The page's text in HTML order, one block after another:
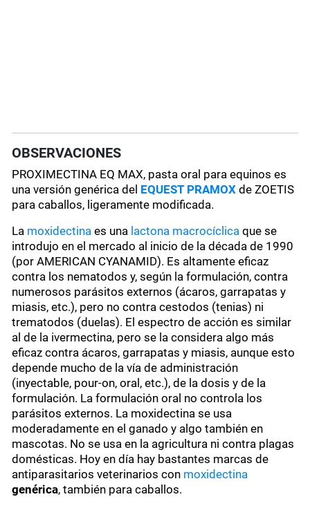
OBSERVACIONES
PROXIMECTINA EQ MAX, pasta oral para equinos es
una versión genérica del EQUEST PRAMOX de ZOETIS
para caballos, ligeramente modificada.
La moxidectina es una lactona macrocíclica que se
introdujo en el mercado al inicio de la década de 1990
(por AMERICAN CYANAMID). Es altamente eficaz
contra los nematodos y, según la formulación, contra
numerosos parásitos externos (ácaros, garrapatas y
miasis, etc.), pero no contra cestodos (tenias) ni
trematodos (duelas). El espectro de acción es similar
al de la ivermectina, pero se la considera algo más
eficaz contra ácaros, garrapatas y miasis, aunque esto
depende mucho de la vía de administración
(inyectable, pour-on, oral, etc.), de la dosis y de la
formulación. La formulación oral no controla los
parásitos externos. La moxidectina se usa
moderadamente en el ganado y algo también en
mascotas. No se usa en la agricultura ni contra plagas
domésticas. Hoy en día hay bastantes marcas de
antiparasitarios veterinarios con moxidectina
genérica, también para caballos.